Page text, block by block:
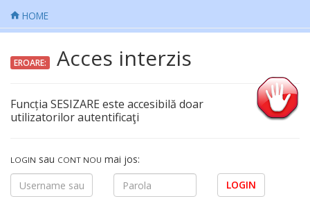
HOME
EROARE: Acces interzis
Funcția SESIZARE este accesibilă doar
utilizatorilor autentificaţi
LOGIN sau CONT NOU mai jos:
LOGIN